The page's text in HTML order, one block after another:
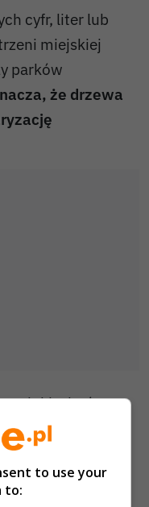
cyfr, liter lub
miejskiej
parków
że drzewa
choć
ją zapowiadać.
to use your
to: